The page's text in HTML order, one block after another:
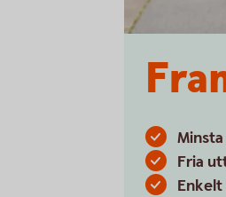
Fria